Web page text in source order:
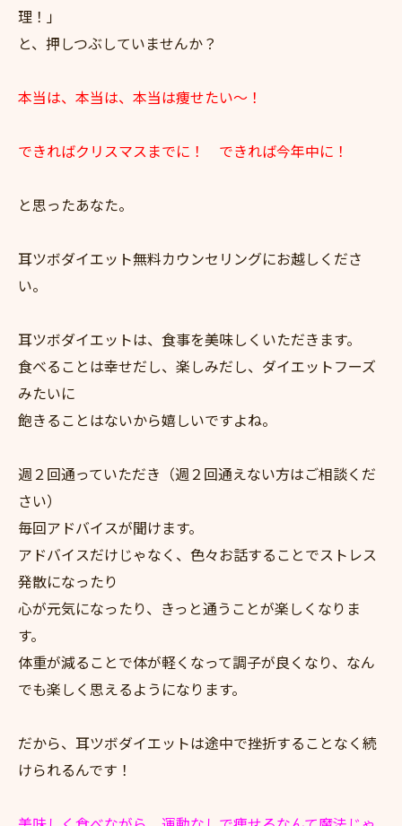
理！」
と、押しつぶしていませんか？
本当は、本当は、本当は痩せたい～！
できればクリスマスまでに！ できれば今年中に！
と思ったあなた。
耳ツボダイエット無料カウンセリングにお越しくださ
い。
耳ツボダイエットは、食事を美味しくいただきます。
食べることは幸せだし、楽しみだし、ダイエットフーズ
みたいに
飽きることはないから嬉しいですよね。
週２回通っていただき（週２回通えない方はご相談くだ
さい）
毎回アドバイスが聞けます。
アドバイスだけじゃなく、色々お話することでストレス
発散になったり
心が元気になったり、きっと通うことが楽しくなりま
す。
体重が減ることで体が軽くなって調子が良くなり、なん
でも楽しく思えるようになります。
だから、耳ツボダイエットは途中で挫折することなく続
けられるんです！